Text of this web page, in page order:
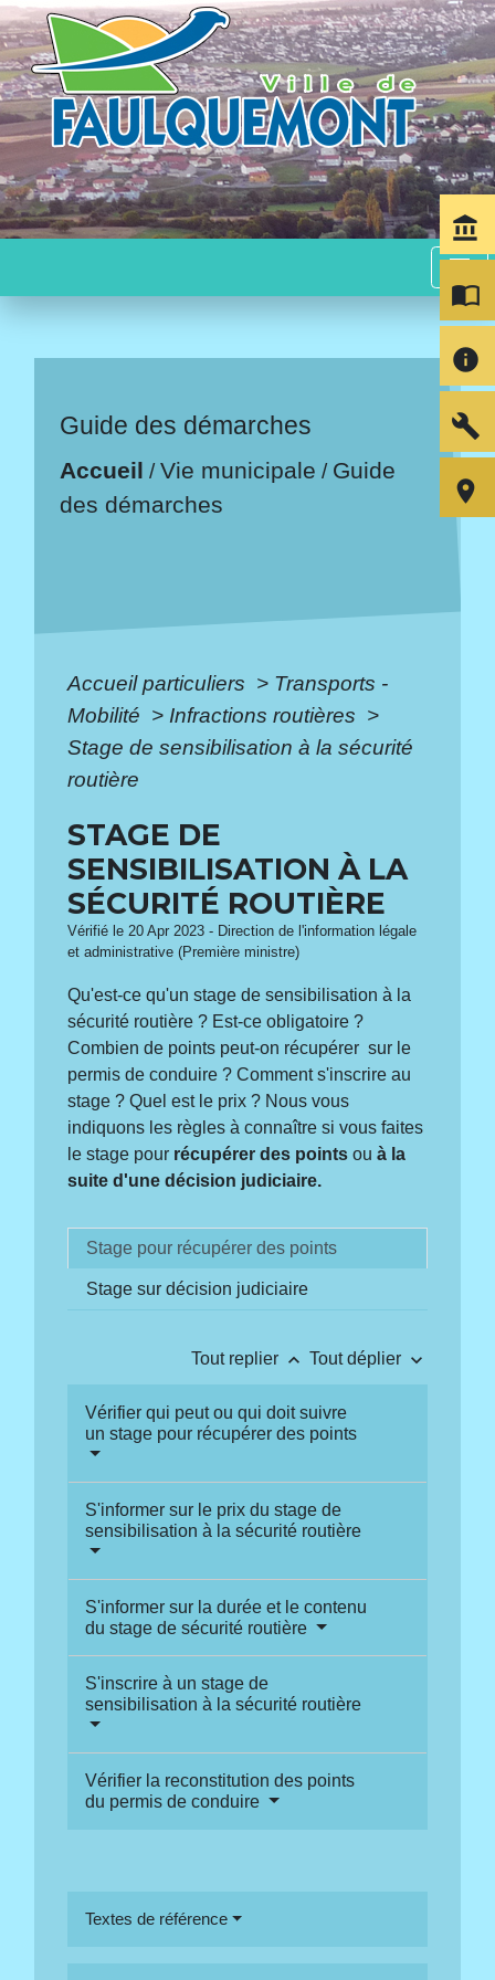
menu
Guide des démarches
Accueil /Vie municipale / Guide
des démarches
Accueil particuliers > Transports -
Mobilité > Infractions routières >
Stage de sensibilisation à la sécurité
routière
STAGE DE
SENSIBILISATION À LA
SÉCURITÉ ROUTIÈRE
Vérifié le 20 Apr 2023 - Direction de l'information légale
et administrative (Première ministre)
Qu'est-ce qu'un stage de sensibilisation à la
sécurité routière ? Est-ce obligatoire ?
Combien de points peut-on récupérer sur le
permis de conduire ? Comment s'inscrire au
stage ? Quel est le prix ? Nous vous
indiquons les règles à connaître si vous faites
le stage pour récupérer des points ouà la
suite d'une décision judiciaire.
Stage pour récupérer des points
Stage sur décision judiciaire
Tout replier keyboard_arrow_up Tout déplier keyboard_arrow_down
Vérifier qui peut ou qui doit suivre
un stage pour récupérer des points
S'informer sur le prix du stage de
sensibilisation à la sécurité routière
S'informer sur la durée et le contenu
du stage de sécurité routière
S'inscrire à un stage de
sensibilisation à la sécurité routière
Vérifier la reconstitution des points
du permis de conduire
Textes de référence
account_balance
import_contacts
info
build
room